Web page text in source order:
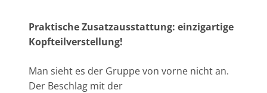
Praktische Zusatzausstattung: einzigartige
Kopfteilverstellung!
Man sieht es der Gruppe von vorne nicht an.
Der Beschlag mit der